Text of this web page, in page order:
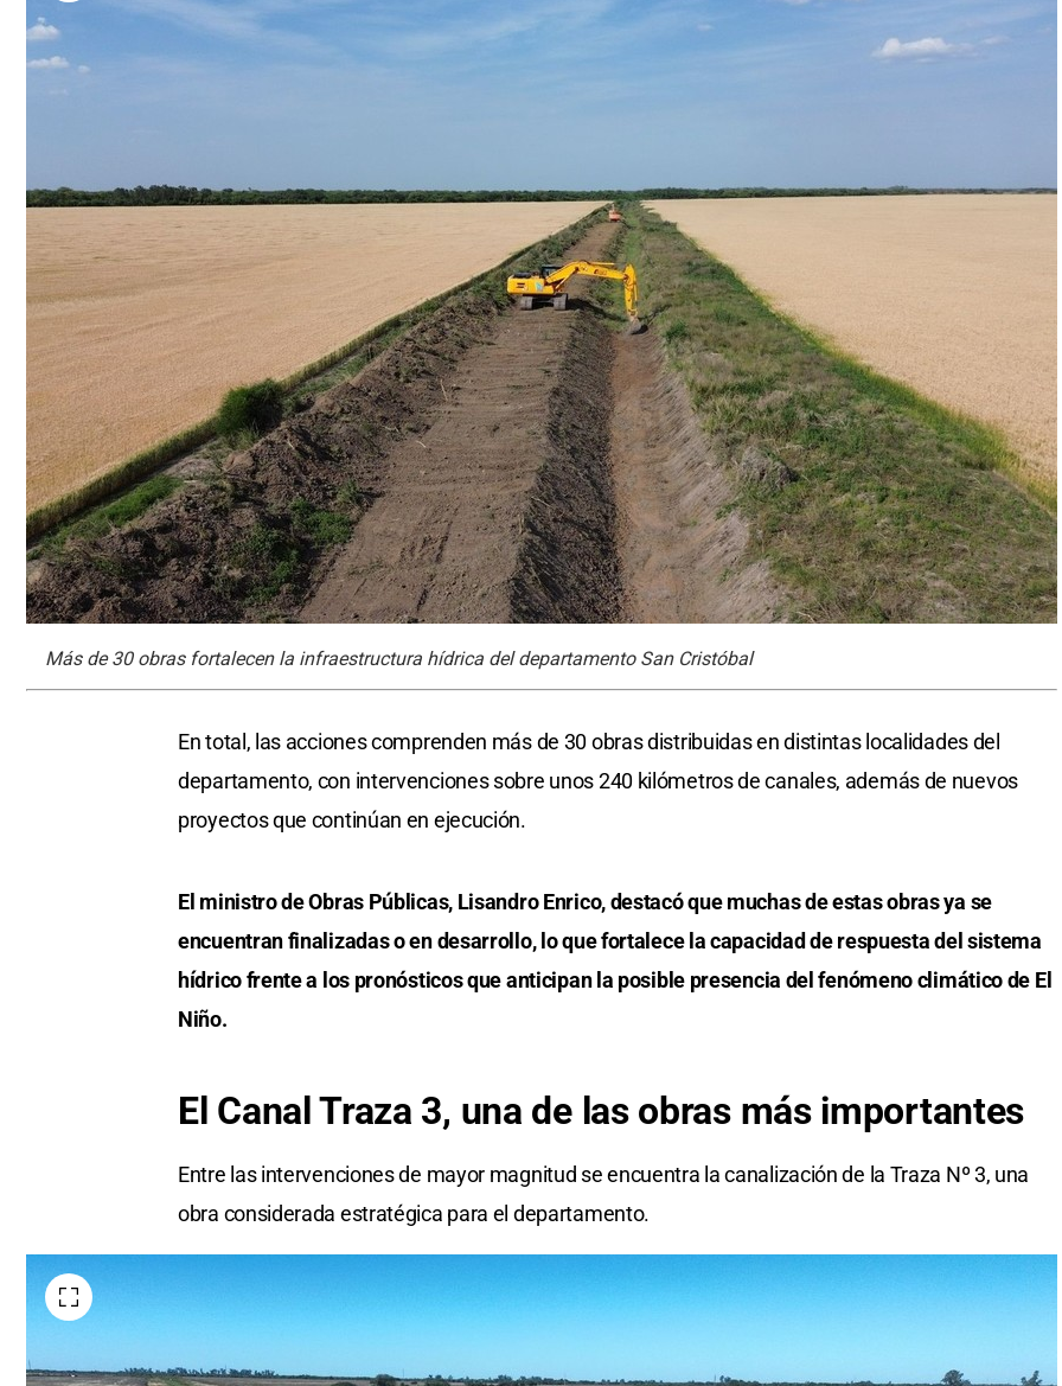
Más de 30 obras fortalecen la infraestructura hídrica del departamento San Cristóbal
En total, las acciones comprenden más de 30 obras distribuidas en distintas localidades del
departamento, con intervenciones sobre unos 240 kilómetros de canales, además de nuevos
proyectos que continúan en ejecución.
El ministro de Obras Públicas, Lisandro Enrico, destacó que muchas de estas obras ya se
encuentran finalizadas o en desarrollo, lo que fortalece la capacidad de respuesta del sistema
hídrico frente a los pronósticos que anticipan la posible presencia del fenómeno climático de El
Niño.
El Canal Traza 3, una de las obras más importantes
Entre las intervenciones de mayor magnitud se encuentra la canalización de la Traza Nº 3, una
obra considerada estratégica para el departamento.